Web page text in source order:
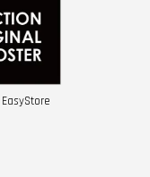
EasyStore